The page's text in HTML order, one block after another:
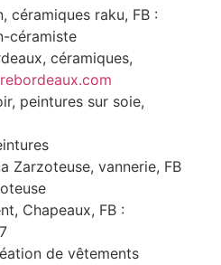
céramiques raku, FB :
céramiste
céramiques,
peintures sur soie,
Zarzoteuse, vannerie, FB
Chapeaux, FB :
de vêtements